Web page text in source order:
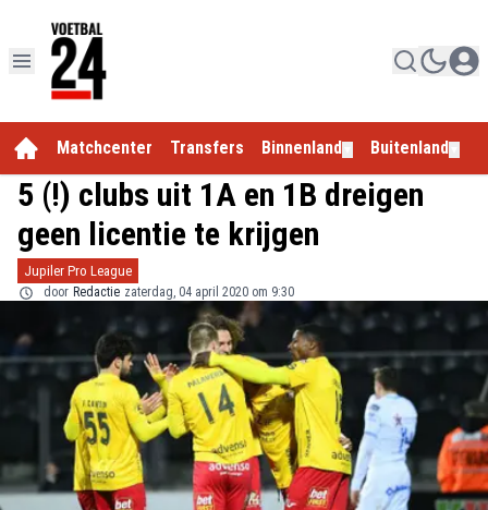
Matchcenter Transfers Binnenland Buitenland
5 (!) clubs uit 1A en 1B dreigen
geen licentie te krijgen
Jupiler Pro League
door Redactie zaterdag, 04 april 2020 om 9:30